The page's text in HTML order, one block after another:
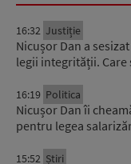
16:32 Justiție
Nicușor Dan a
legii integrității.
16:19 Politica
Nicușor Dan îi
pentru legea
15:52 Știri